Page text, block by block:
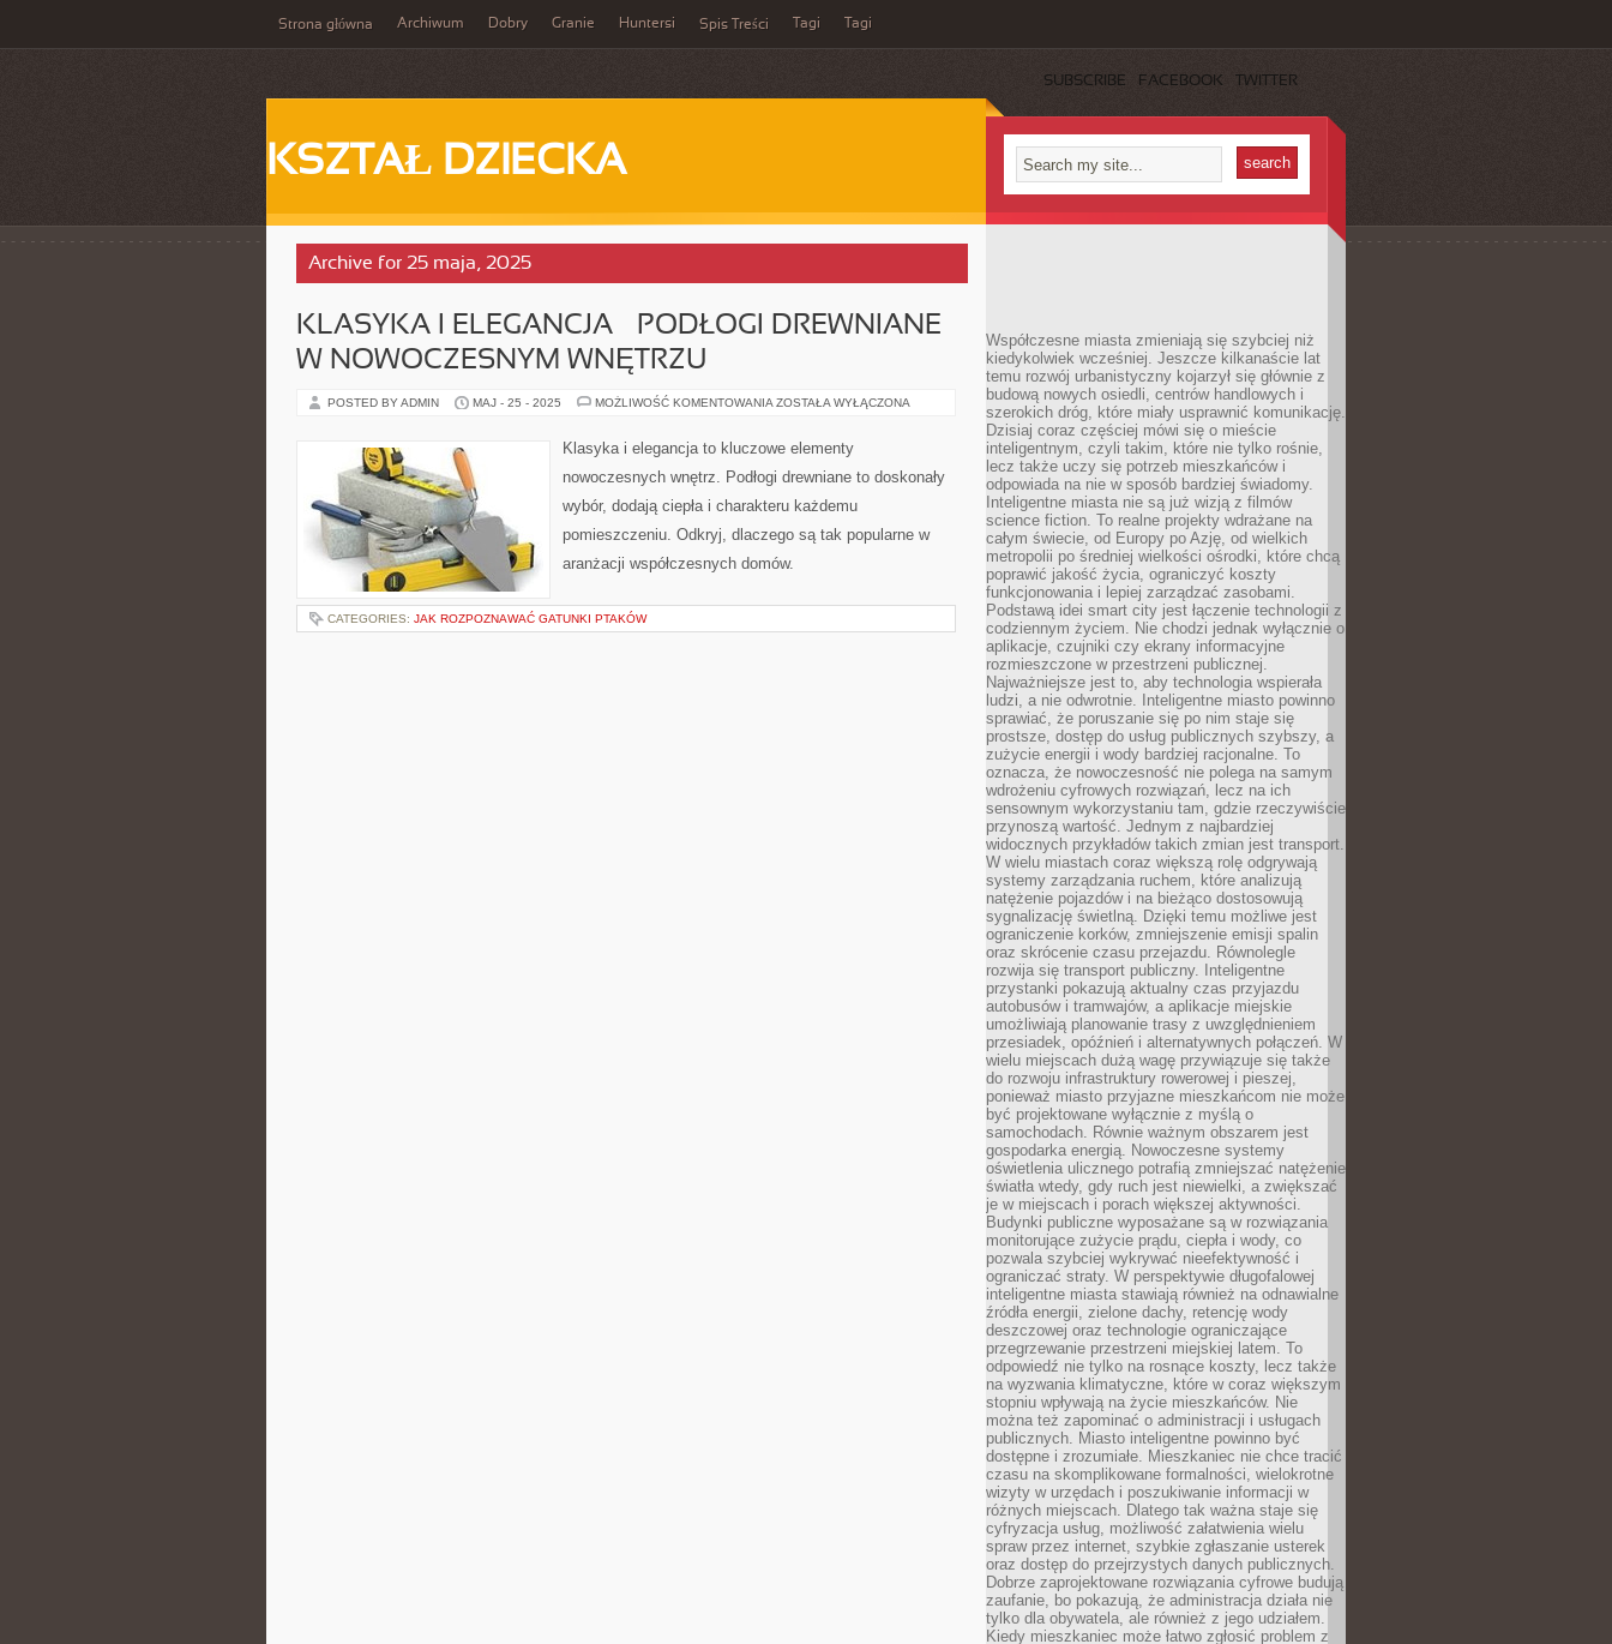
Strona główna Archiwum Dobry Granie Huntersi Spis Treści Tagi Tagi
SUBSCRIBE FACEBOOK TWITTER
KSZTAŁ DZIECKA
Archive for 25 maja, 2025
KLASYKA I ELEGANCJA – PODŁOGI DREWNIANE
W NOWOCZESNYM WNĘTRZU
POSTED BY ADMIN MAJ - 25 - 2025 MOŻLIWOŚĆ KOMENTOWANIA KLASYKA
PODŁOGI
W
WNĘTRZU
ZOSTAŁA WYŁĄCZONA
Klasyka i elegancja to kluczowe elementy
nowoczesnych wnętrz. Podłogi drewniane to doskonały
wybór, dodają ciepła i charakteru każdemu
pomieszczeniu. Odkryj, dlaczego są tak popularne w
aranżacji współczesnych domów.
CATEGORIES: JAK ROZPOZNAWAĆ GATUNKI PTAKÓW
Współczesne miasta zmieniają się szybciej niż
kiedykolwiek wcześniej. Jeszcze kilkanaście lat
temu rozwój urbanistyczny kojarzył się głównie z
budową nowych osiedli, centrów handlowych i
szerokich dróg, które miały usprawnić komunikację.
Dzisiaj coraz częściej mówi się o mieście
inteligentnym, czyli takim, które nie tylko rośnie,
lecz także uczy się potrzeb mieszkańców i
odpowiada na nie w sposób bardziej świadomy.
Inteligentne miasta nie są już wizją z filmów
science fiction. To realne projekty wdrażane na
całym świecie, od Europy po Azję, od wielkich
metropolii po średniej wielkości ośrodki, które chcą
poprawić jakość życia, ograniczyć koszty
funkcjonowania i lepiej zarządzać zasobami.
Podstawą idei smart city jest łączenie technologii z
codziennym życiem. Nie chodzi jednak wyłącznie o
aplikacje, czujniki czy ekrany informacyjne
rozmieszczone w przestrzeni publicznej.
Najważniejsze jest to, aby technologia wspierała
ludzi, a nie odwrotnie. Inteligentne miasto powinno
sprawiać, że poruszanie się po nim staje się
prostsze, dostęp do usług publicznych szybszy, a
zużycie energii i wody bardziej racjonalne. To
oznacza, że nowoczesność nie polega na samym
wdrożeniu cyfrowych rozwiązań, lecz na ich
sensownym wykorzystaniu tam, gdzie rzeczywiście
przynoszą wartość. Jednym z najbardziej
widocznych przykładów takich zmian jest transport.
W wielu miastach coraz większą rolę odgrywają
systemy zarządzania ruchem, które analizują
natężenie pojazdów i na bieżąco dostosowują
sygnalizację świetlną. Dzięki temu możliwe jest
ograniczenie korków, zmniejszenie emisji spalin
oraz skrócenie czasu przejazdu. Równolegle
rozwija się transport publiczny. Inteligentne
przystanki pokazują aktualny czas przyjazdu
autobusów i tramwajów, a aplikacje miejskie
umożliwiają planowanie trasy z uwzględnieniem
przesiadek, opóźnień i alternatywnych połączeń. W
wielu miejscach dużą wagę przywiązuje się także
do rozwoju infrastruktury rowerowej i pieszej,
ponieważ miasto przyjazne mieszkańcom nie może
być projektowane wyłącznie z myślą o
samochodach. Równie ważnym obszarem jest
gospodarka energią. Nowoczesne systemy
oświetlenia ulicznego potrafią zmniejszać natężenie
światła wtedy, gdy ruch jest niewielki, a zwiększać
je w miejscach i porach większej aktywności.
Budynki publiczne wyposażane są w rozwiązania
monitorujące zużycie prądu, ciepła i wody, co
pozwala szybciej wykrywać nieefektywność i
ograniczać straty. W perspektywie długofalowej
inteligentne miasta stawiają również na odnawialne
źródła energii, zielone dachy, retencję wody
deszczowej oraz technologie ograniczające
przegrzewanie przestrzeni miejskiej latem. To
odpowiedź nie tylko na rosnące koszty, lecz także
na wyzwania klimatyczne, które w coraz większym
stopniu wpływają na życie mieszkańców. Nie
można też zapominać o administracji i usługach
publicznych. Miasto inteligentne powinno być
dostępne i zrozumiałe. Mieszkaniec nie chce tracić
czasu na skomplikowane formalności, wielokrotne
wizyty w urzędach i poszukiwanie informacji w
różnych miejscach. Dlatego tak ważna staje się
cyfryzacja usług, możliwość załatwienia wielu
spraw przez internet, szybkie zgłaszanie usterek
oraz dostęp do przejrzystych danych publicznych.
Dobrze zaprojektowane rozwiązania cyfrowe budują
zaufanie, bo pokazują, że administracja działa nie
tylko dla obywatela, ale również z jego udziałem.
Kiedy mieszkaniec może łatwo zgłosić problem z